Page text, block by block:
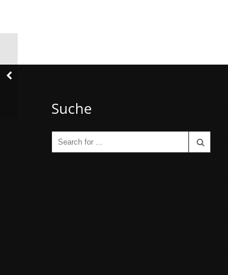
Suche